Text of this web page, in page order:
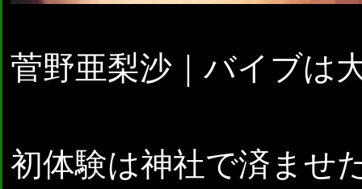
菅野亜梨沙｜バイブは
初体験は神社で済ませ